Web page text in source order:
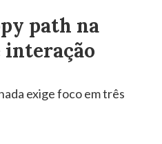
path na
exige foco em três